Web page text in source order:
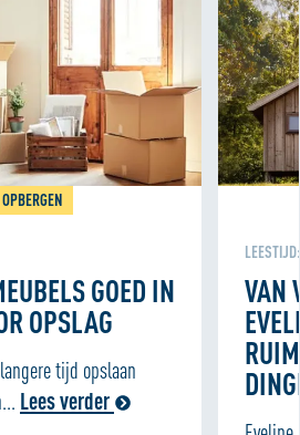
over je gebruik van onze site
social media, adverteren en
onze website een
bieden. Voor meer
cookies gebruiken, bekijk onze
GOED IN
OPSLAG
tijd opslaan
Lees verder
VAN